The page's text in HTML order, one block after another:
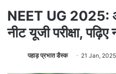
NEET UG 2025:
नीट यूजी परीक्षा,
पहाड़ प्रभात डैस्क 21 Jan, 2025